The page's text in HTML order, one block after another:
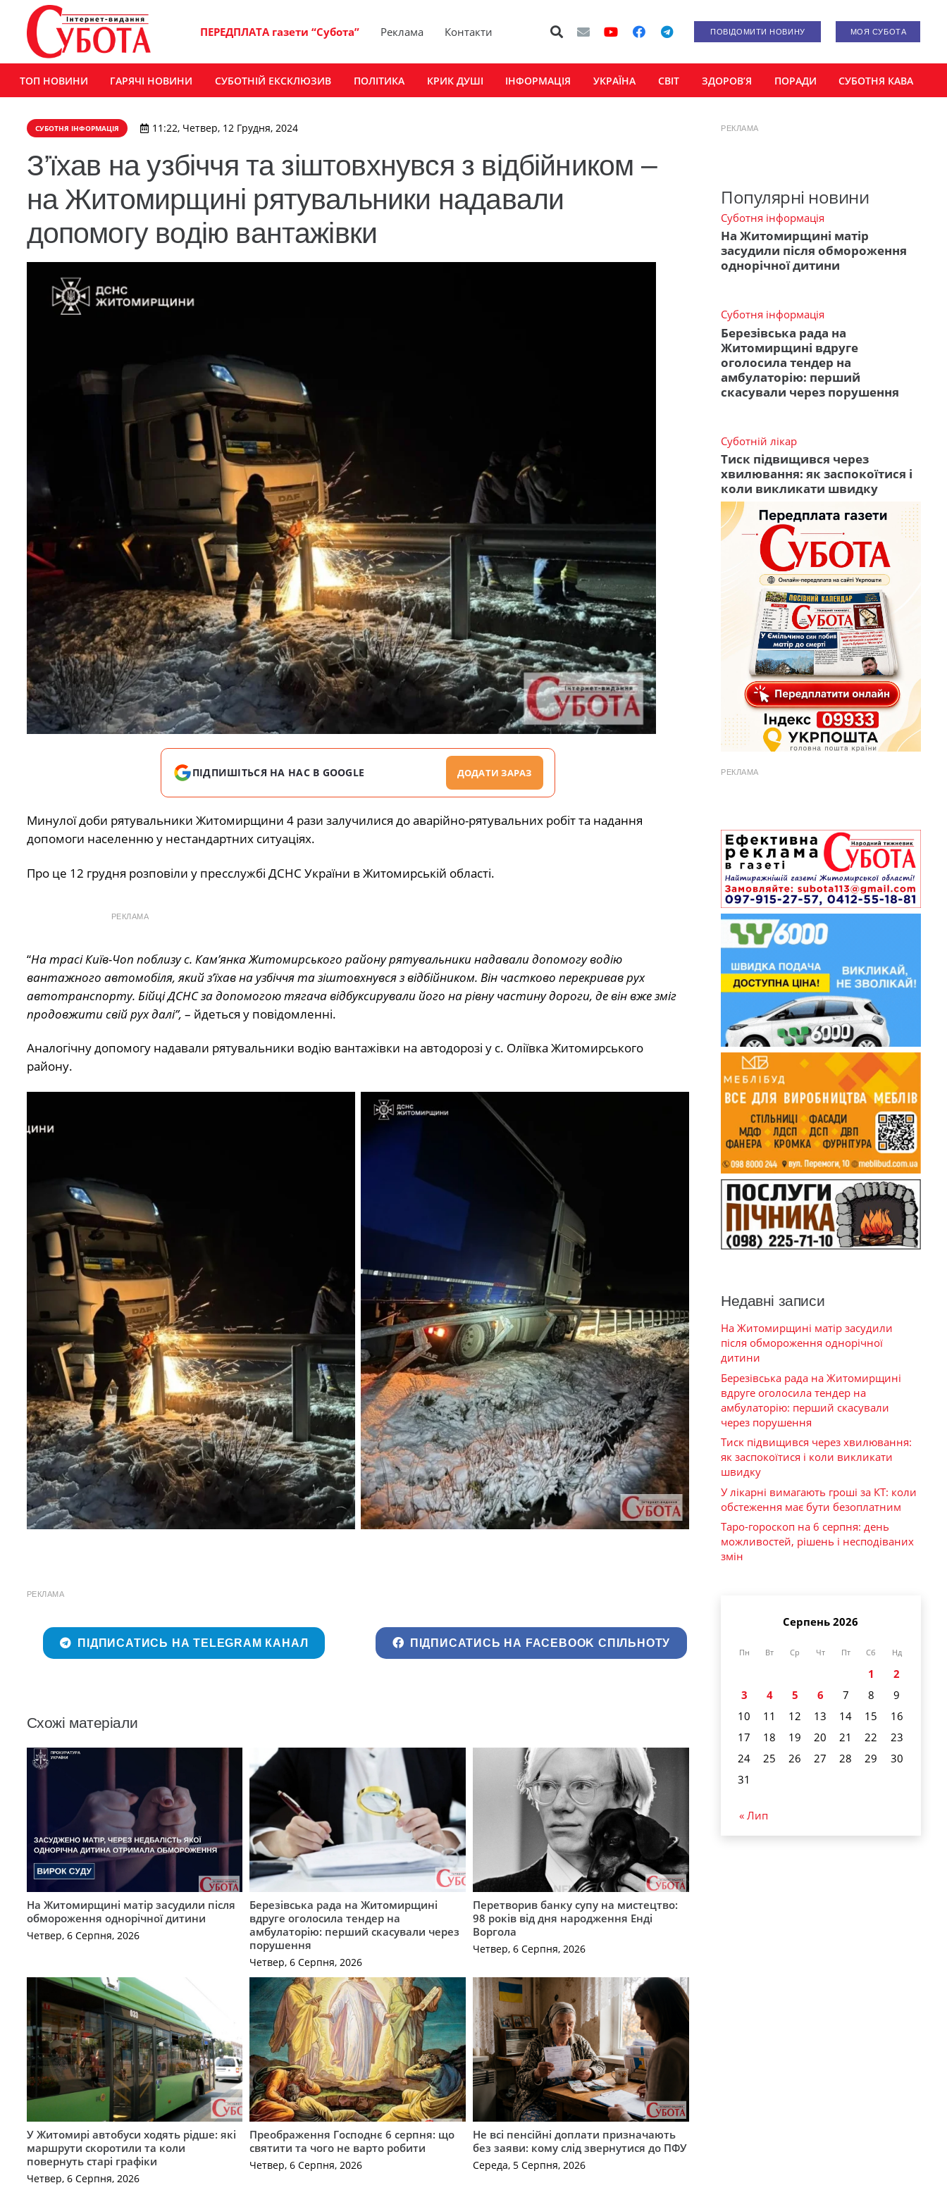
ПЕРЕДПЛАТА газети “Субота” Реклама Контакти ПОВІДОМИТИ НОВИНУ МОЯ СУБОТА
ТОП НОВИНИ ГАРЯЧІ НОВИНИ СУБОТНІЙ ЕКСКЛЮЗИВ ПОЛІТИКА КРИК ДУШІ ІНФОРМАЦІЯ УКРАЇНА СВІТ ЗДОРОВ’Я ПОРАДИ СУБОТНЯ КАВА
СУБОТНЯ ІНФОРМАЦІЯ 11:22, Четвер, 12 Грудня, 2024
З’їхав на узбіччя та зіштовхнувся з відбійником –
на Житомирщині рятувальники надавали
допомогу водію вантажівки
ПІДПИШІТЬСЯ НА НАС В GOOGLE ДОДАТИ ЗАРАЗ
Минулої доби рятувальники Житомирщини 4 рази залучилися до аварійно-рятувальних робіт та надання
допомоги населенню у нестандартних ситуаціях.
Про це 12 грудня розповіли у пресслужбі ДСНС України в Житомирській області.
РЕКЛАМА
“На трасі Київ-Чоп поблизу с. Кам’янка Житомирського району рятувальники надавали допомогу водію
вантажного автомобіля, який з’їхав на узбіччя та зіштовхнувся з відбійником. Він частково перекривав рух
автотранспорту. Бійці ДСНС за допомогою тягача відбуксирували його на рівну частину дороги, де він вже зміг
продовжити свій рух далі”, – йдеться у повідомленні.
Аналогічну допомогу надавали рятувальники водію вантажівки на автодорозі у с. Оліївка Житомирського
району.
РЕКЛАМА
ПІДПИСАТИСЬ НА TELEGRAM КАНАЛ ПІДПИСАТИСЬ НА FACEBOOK СПІЛЬНОТУ
Схожі матеріали
На Житомирщині матір засудили після
обмороження однорічної дитини
Четвер, 6 Серпня, 2026
Березівська рада на Житомирщині
вдруге оголосила тендер на
амбулаторію: перший скасували через
порушення
Четвер, 6 Серпня, 2026
Перетворив банку супу на мистецтво:
98 років від дня народження Енді
Воргола
Четвер, 6 Серпня, 2026
У Житомирі автобуси ходять рідше: які
маршрути скоротили та коли
повернуть старі графіки
Четвер, 6 Серпня, 2026
Преображення Господнє 6 серпня: що
святити та чого не варто робити
Четвер, 6 Серпня, 2026
Не всі пенсійні доплати призначають
без заяви: кому слід звернутися до ПФУ
Середа, 5 Серпня, 2026
РЕКЛАМА
Популярні новини
Суботня інформація
На Житомирщині матір
засудили після обмороження
однорічної дитини
Суботня інформація
Березівська рада на
Житомирщині вдруге
оголосила тендер на
амбулаторію: перший
скасували через порушення
Суботній лікар
Тиск підвищився через
хвилювання: як заспокоїтися і
коли викликати швидку
РЕКЛАМА
Недавні записи
На Житомирщині матір засудили
після обмороження однорічної
дитини
Березівська рада на Житомирщині
вдруге оголосила тендер на
амбулаторію: перший скасували
через порушення
Тиск підвищився через хвилювання:
як заспокоїтися і коли викликати
швидку
У лікарні вимагають гроші за КТ: коли
обстеження має бути безоплатним
Таро-гороскоп на 6 серпня: день
можливостей, рішень і несподіваних
змін
Серпень 2026
Пн Вт Ср Чт Пт Сб Нд
1
2
3
4 5 6 7 8
9
10
11 12 13 14 15
16
17
18 19 20 21 22
23
24
25 26 27 28 29
30
31
« Лип